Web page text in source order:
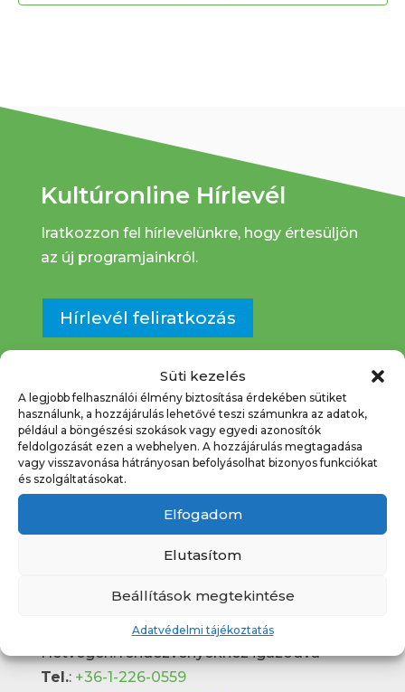
Süti kezelés
A legjobb felhasználói élmény biztosítása érdekében sütiket
használunk, a hozzájárulás lehetővé teszi számunkra az adatok,
például a böngészési szokások vagy egyedi azonosítók
feldolgozását ezen a webhelyen. A hozzájárulás megtagadása
vagy visszavonása hátrányosan befolyásolhat bizonyos funkciókat
és szolgáltatásokat.
Elfogadom
Elutasítom
Beállítások megtekintése
Adatvédelmi tájékoztatás
Kultúronline Hírlevél
Iratkozzon fel hírlevelünkre, hogy értesüljön
az új programjainkról.
Hírlevél feliratkozás
Elérhetőségek
Klauzál Gábor Budafok-Tétényi Művelődési
Pénztári nyitvatartás:
Hétköznapokon 10:00 – 19:00
Hétvégén: rendezvényekhez igazodva
Tel.: +36-1-226-0559